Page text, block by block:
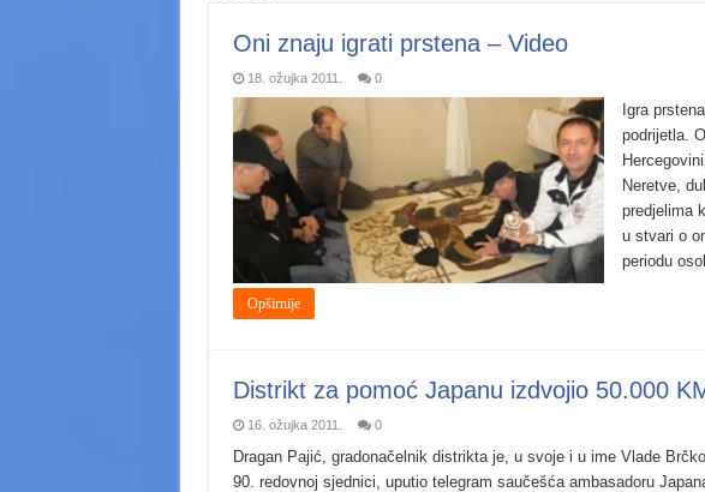
Oni znaju igrati prstena – Video
18. ožujka 2011. 0
Igra
podrijetla.
Neretve,
predjelima
u stvari o
periodu
Opširnije
Distrikt za pomoć Japanu izdvojio 50.000
16. ožujka 2011. 0
Dragan Pajić, gradonačelnik distrikta je, u svoje i u ime Vlade
90. redovnoj sjednici, uputio telegram saučešća ambasadoru